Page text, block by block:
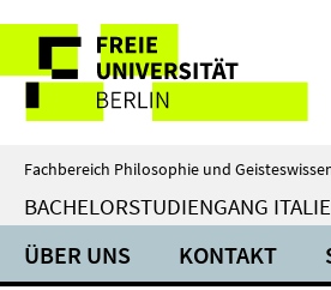
direkt
zu
Inhalt
Service-
Navigation
Fachbereich Philosophie und
BACHELORSTUDIENGANG
ÜBER UNS KONTAKT